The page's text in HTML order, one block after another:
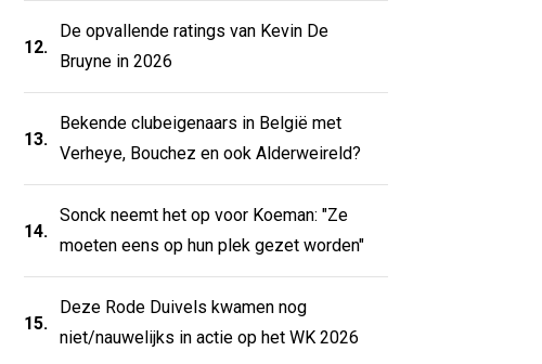
12.
De opvallende ratings van Kevin De
Bruyne in 2026
13.
Bekende clubeigenaars in België met
Verheye, Bouchez en ook Alderweireld?
14.
Sonck neemt het op voor Koeman: "Ze
moeten eens op hun plek gezet worden"
15.
Deze Rode Duivels kwamen nog
niet/nauwelijks in actie op het WK 2026